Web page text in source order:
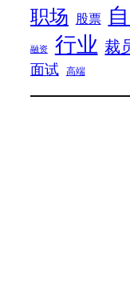
职场 股票
融资 行业 裁
面试 高端